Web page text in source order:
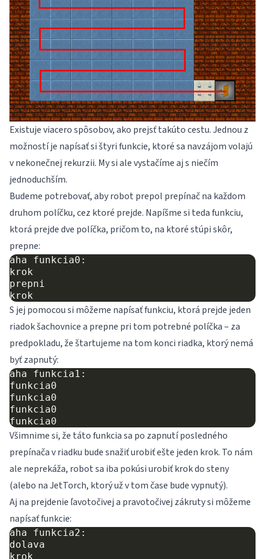
Existuje viacero spôsobov, ako prejsť takúto cestu. Jednou z
možností je napísať si štyri funkcie, ktoré sa navzájom volajú
v nekonečnej rekurzii. My si ale vystačíme aj s niečím
jednoduchším.
Budeme potrebovať, aby robot prepol prepínač na každom
druhom políčku, cez ktoré prejde. Napíšme si teda funkciu,
ktorá prejde dve políčka, pričom to, na ktoré stúpi skôr,
prepne:
aha funkcia0:
krok
prepni
S jej pomocou si môžeme napísať funkciu, ktorá prejde jeden
riadok šachovnice a prepne pri tom potrebné políčka – za
predpokladu, že štartujeme na tom konci riadka, ktorý nemá
byť zapnutý:
aha funkcia1:
funkcia0
funkcia0
funkcia0
Všimnime si, že táto funkcia sa po zapnutí posledného
prepínača v riadku bude snažiť urobiť ešte jeden krok. To nám
ale neprekáža, robot sa iba pokúsi urobiť krok do steny
(alebo na JetTorch, ktorý už v tom čase bude vypnutý).
Aj na prejdenie ľavotočivej a pravotočivej zákruty si môžeme
napísať funkcie:
aha funkcia2:
dolava
krok